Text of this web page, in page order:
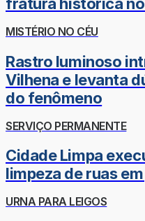
MISTÉRIO NO CÉU
Rastro luminoso
Vilhena e levanta
do fenômeno
SERVIÇO PERMANENTE
Cidade Limpa
limpeza de ruas
URNA PARA LEIGOS